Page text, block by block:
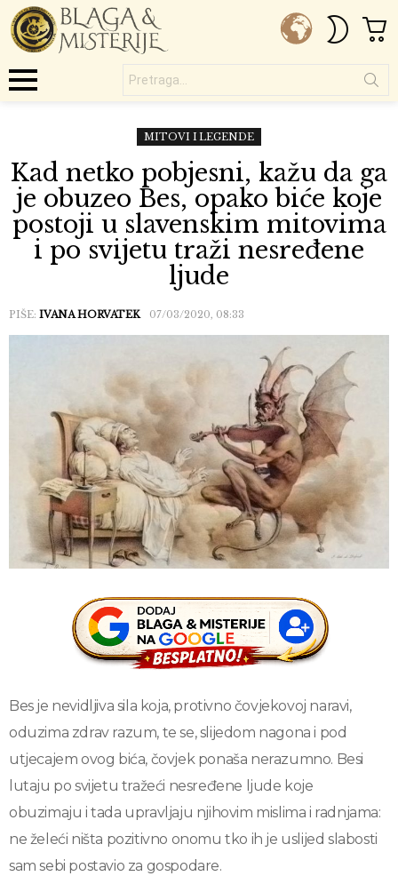
SKIN
MITOVI I LEGENDE
Kad netko pobjesni, kažu da ga
je obuzeo Bes, opako biće koje
postoji u slavenskim mitovima
i po svijetu traži nesređene
ljude
PIŠE: IVANA HORVATEK 07/03/2020, 08:33
Bes je nevidljiva sila koja, protivno čovjekovoj naravi,
oduzima zdrav razum, te se, slijedom nagona i pod
utjecajem ovog bića, čovjek ponaša nerazumno. Besi
lutaju po svijetu tražeći nesređene ljude koje
obuzimaju i tada upravljaju njihovim mislima i radnjama:
ne želeći ništa pozitivno onomu tko ih je uslijed slabosti
sam sebi postavio za gospodare.